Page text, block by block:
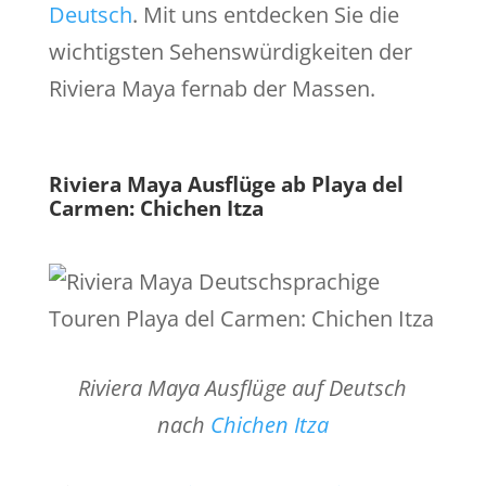
Deutsch. Mit uns entdecken Sie die
wichtigsten Sehenswürdigkeiten der
Riviera Maya fernab der Massen.
Riviera Maya Ausflüge ab Playa del
Carmen: Chichen Itza
Riviera Maya Ausflüge auf Deutsch
nach Chichen Itza